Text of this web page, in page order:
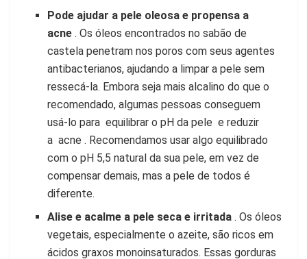
Pode ajudar a pele oleosa e propensa a
acne. Os óleos encontrados no sabão de
castela penetram nos poros com seus agentes
antibacterianos, ajudando a limpar a pele sem
ressecá-la. Embora seja mais alcalino do que o
recomendado, algumas pessoas conseguem
usá-lo para equilibrar o pH da pele e reduzir
a acne . Recomendamos usar algo equilibrado
com o pH 5,5 natural da sua pele, em vez de
compensar demais, mas a pele de todos é
diferente.
Alise e acalme a pele seca e irritada. Os óleos
vegetais, especialmente o azeite, são ricos em
ácidos graxos monoinsaturados. Essas gorduras